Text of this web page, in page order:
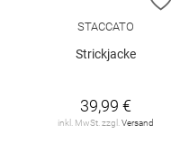
STACCATO
Strickjacke
39,99 €
inkl. MwSt. zzgl. Versand